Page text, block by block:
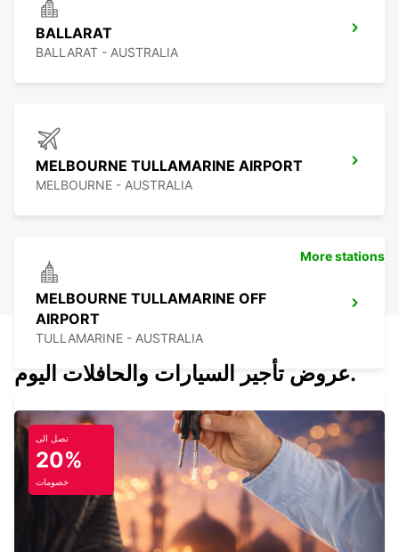
BALLARAT
BALLARAT - AUSTRALIA
MELBOURNE TULLAMARINE AIRPORT
MELBOURNE - AUSTRALIA
MELBOURNE TULLAMARINE OFF
AIRPORT
TULLAMARINE - AUSTRALIA
MELBOURNE CAMPBELLFIELD
CAMPBELLFIELD - AUSTRALIA
More stations
عروض تأجير السيارات والحافلات اليوم.
تصل الى
20%
خصومات